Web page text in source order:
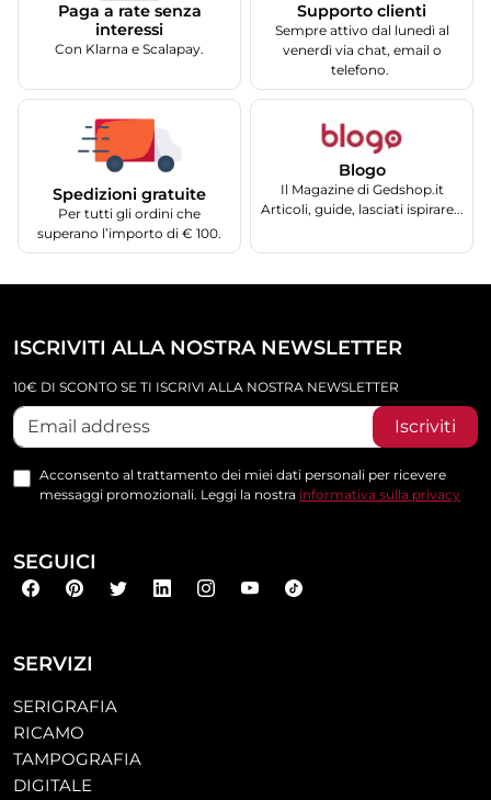
Paga a rate senza
interessi
Con Klarna e Scalapay.
Supporto clienti
Sempre attivo dal lunedì al
venerdì via chat, email o
telefono.
Spedizioni gratuite
Per tutti gli ordini che
superano l’importo di € 100.
Blogo
Il Magazine di Gedshop.it
Articoli, guide, lasciati ispirare...
SERVIZI
SERIGRAFIA
RICAMO
TAMPOGRAFIA
DIGITALE
ISCRIVITI ALLA NOSTRA NEWSLETTER
10€ DI SCONTO SE TI ISCRIVI ALLA NOSTRA NEWSLETTER
Iscriviti
Acconsento al trattamento dei miei dati personali per ricevere
messaggi promozionali. Leggi la nostra informativa sulla privacy
SEGUICI